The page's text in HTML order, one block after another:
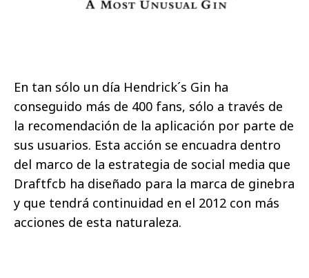
En tan sólo un día Hendrick´s Gin ha
conseguido más de 400 fans, sólo a través de
la recomendación de la aplicación por parte de
sus usuarios. Esta acción se encuadra dentro
del marco de la estrategia de social media que
Draftfcb ha diseñado para la marca de ginebra
y que tendrá continuidad en el 2012 con más
acciones de esta naturaleza.